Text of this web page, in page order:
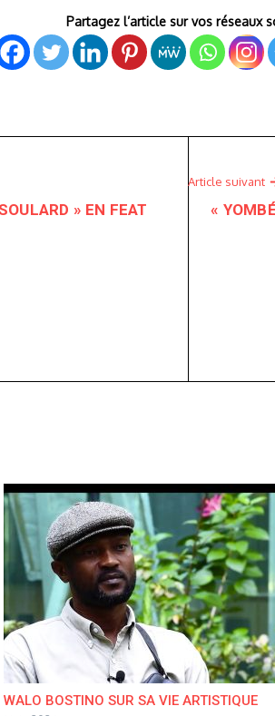
Partagez l’article sur vos réseaux
» EN FEAT
Article suivant
«
WALO BOSTINO SUR SA VIE ARTISTIQUE